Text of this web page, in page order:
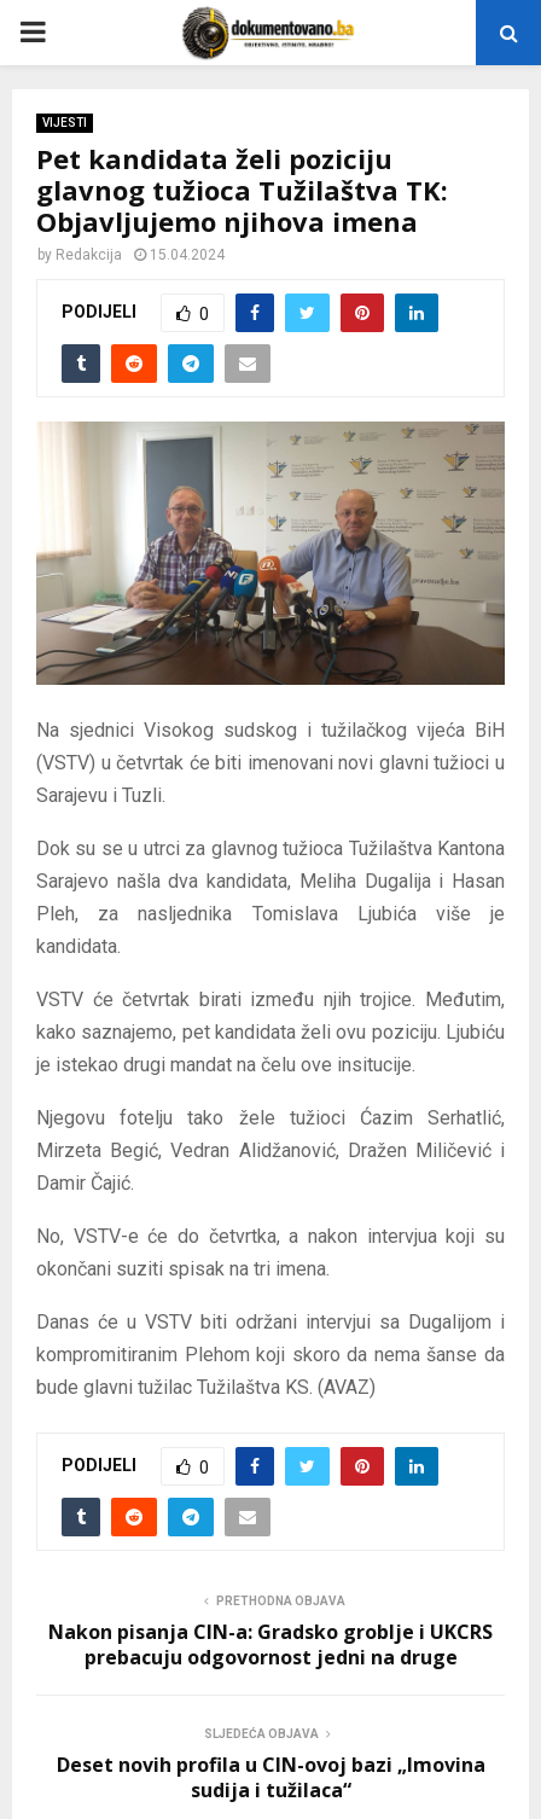
P
M
E
N
U
VIJESTI
Pet kandidata želi poziciju
glavnog tužioca Tužilaštva TK:
Objavljujemo njihova imena
by Redakcija 15.04.2024
PODIJELI 0
Na sjednici Visokog sudskog i tužilačkog vijeća BiH
(VSTV) u četvrtak će biti imenovani novi glavni tužioci u
Sarajevu i Tuzli.
Dok su se u utrci za glavnog tužioca Tužilaštva Kantona
Sarajevo našla dva kandidata, Meliha Dugalija i Hasan
Pleh, za nasljednika Tomislava Ljubića više je
kandidata.
VSTV će četvrtak birati između njih trojice. Međutim,
kako saznajemo, pet kandidata želi ovu poziciju. Ljubiću
je istekao drugi mandat na čelu ove insitucije.
Njegovu fotelju tako žele tužioci Ćazim Serhatlić,
Mirzeta Begić, Vedran Alidžanović, Dražen Miličević i
Damir Čajić.
No, VSTV-e će do četvrtka, a nakon intervjua koji su
okončani suziti spisak na tri imena.
Danas će u VSTV biti održani intervjui sa Dugalijom i
kompromitiranim Plehom koji skoro da nema šanse da
bude glavni tužilac Tužilaštva KS. (AVAZ)
PODIJELI 0
PRETHODNA OBJAVA
Nakon pisanja CIN-a: Gradsko groblje i UKCRS
prebacuju odgovornost jedni na druge
SLJEDEĆA OBJAVA
Deset novih profila u CIN-ovoj bazi „Imovina
sudija i tužilaca“